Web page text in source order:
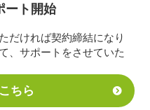
ート 開始
だければ契約締結になり
、サポートをさせていた
ちら